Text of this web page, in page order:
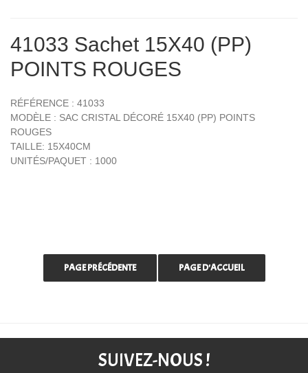
41033 Sachet 15X40 (PP)
POINTS ROUGES
RÉFÉRENCE : 41033
MODÈLE : SAC CRISTAL DÉCORÉ 15X40 (PP) POINTS
ROUGES
TAILLE: 15X40CM
UNITÉS/PAQUET : 1000
SUIVEZ-NOUS !